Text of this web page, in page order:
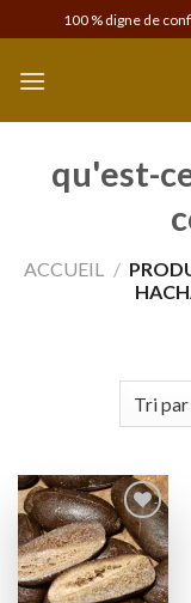
to
content
100 % digne de
qu'est-
ACCUEIL /
Add to
wishlist